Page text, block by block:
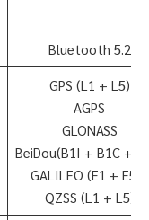
Bluetooth 5.2
GPS (L1 + L5)
AGPS
GLONASS
BeiDou(B1I + B1C +
GALILEO (E1 + E5a)
QZSS (L1 + L5)